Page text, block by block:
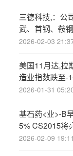
三德科技,：公
武、首钢、鞍
头部钢企的相应
2026-02-03
美国11月达,拉
造业指数跌至-
所有预期
2026-01-31
基石药<业>-B
5% CS2015将
ACAAI2025
2026-02-09